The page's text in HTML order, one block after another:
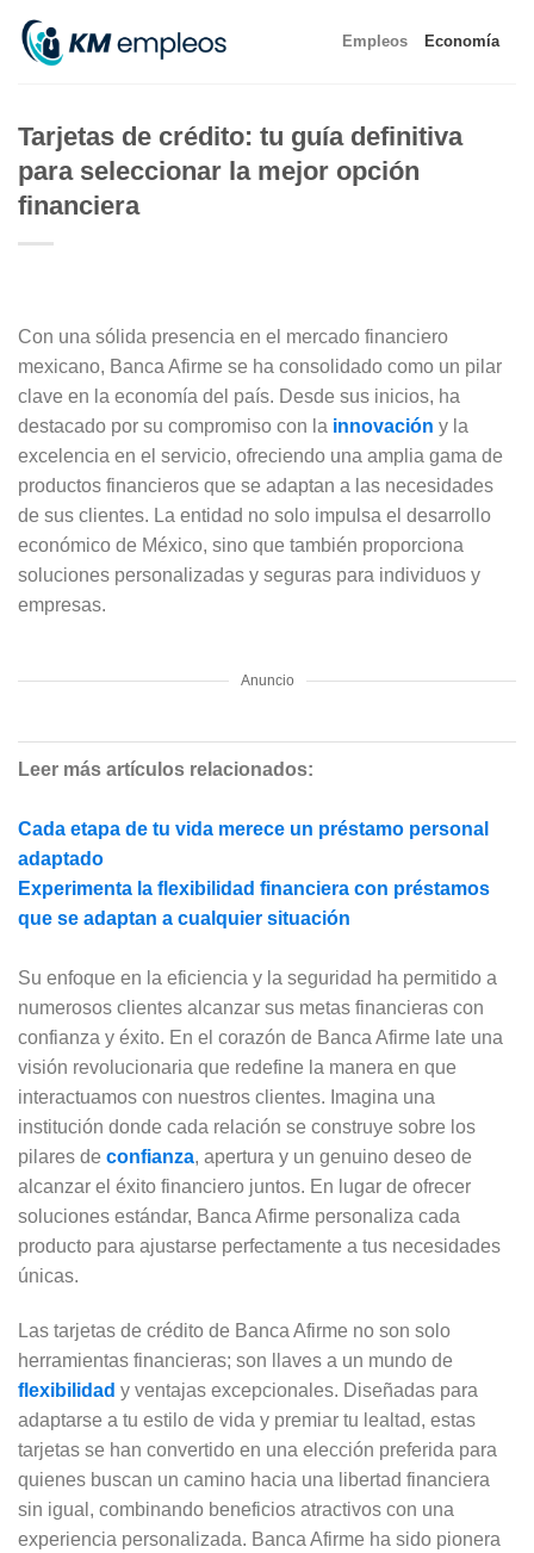
content
Empleos Economía
Tarjetas de crédito: tu guía definitiva
para seleccionar la mejor opción
financiera
Con una sólida presencia en el mercado financiero
mexicano, Banca Afirme se ha consolidado como un pilar
clave en la economía del país. Desde sus inicios, ha
destacado por su compromiso con la innovación y la
excelencia en el servicio, ofreciendo una amplia gama de
productos financieros que se adaptan a las necesidades
de sus clientes. La entidad no solo impulsa el desarrollo
económico de México, sino que también proporciona
soluciones personalizadas y seguras para individuos y
empresas.
Anuncio
Leer más artículos relacionados:
Cada etapa de tu vida merece un préstamo personal
adaptado
Experimenta la flexibilidad financiera con préstamos
que se adaptan a cualquier situación
Su enfoque en la eficiencia y la seguridad ha permitido a
numerosos clientes alcanzar sus metas financieras con
confianza y éxito. En el corazón de Banca Afirme late una
visión revolucionaria que redefine la manera en que
interactuamos con nuestros clientes. Imagina una
institución donde cada relación se construye sobre los
pilares de confianza, apertura y un genuino deseo de
alcanzar el éxito financiero juntos. En lugar de ofrecer
soluciones estándar, Banca Afirme personaliza cada
producto para ajustarse perfectamente a tus necesidades
únicas.
Las tarjetas de crédito de Banca Afirme no son solo
herramientas financieras; son llaves a un mundo de
flexibilidad y ventajas excepcionales. Diseñadas para
adaptarse a tu estilo de vida y premiar tu lealtad, estas
tarjetas se han convertido en una elección preferida para
quienes buscan un camino hacia una libertad financiera
sin igual, combinando beneficios atractivos con una
experiencia personalizada. Banca Afirme ha sido pionera